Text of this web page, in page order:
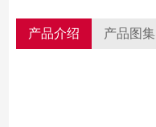
产品介绍 产品图集